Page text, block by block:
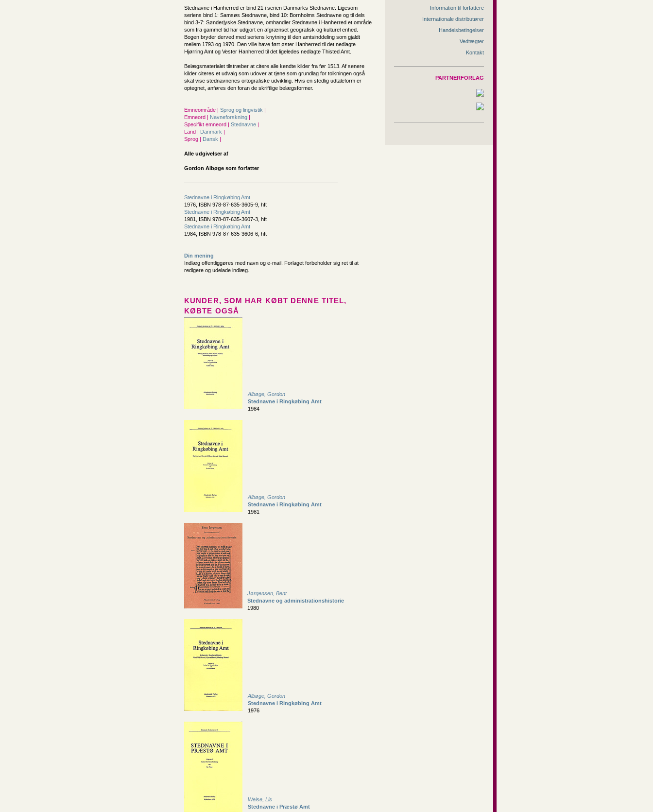
Stednavne i Hanherred er bind 21 i serien Danmarks Stednavne. Ligesom
seriens bind 1: Samsøs Stednavne, bind 10: Bornholms Stednavne og til dels
bind 3-7: Sønderjyske Stednavne, omhandler Stednavne i Hanherred et om­råde
som fra gammel tid har udgjort en afgrænset geografisk og kulturel enhed.
Bogen bryder derved med seriens knytning til den amtsinddeling som gjaldt
mellem 1793 og 1970. Den ville have ført øster Hanherred til det nedlagte
Hjørring Amt og Vester Hanherred til det ligeledes nedlagte Thisted Amt.
Belægsmaterialet tilstræber at citere alle kendte kilder fra før 1513. Af senere
kilder citeres et udvalg som udover at tjene som grundlag for tolkningen også
skal vise stednavnenes ortografiske udvikling. Hvis en stedlig udtaleform er
optegnet, anføres den foran de skriftlige belægsformer.
Emneområde | Sprog og lingvistik |
Emneord | Navneforskning |
Specifikt emneord | Stednavne |
Land | Danmark |
Sprog | Dansk |
Alle udgivelser af
Gordon Albøge som forfatter
Stednavne i Ringkøbing Amt
1976, ISBN 978-87-635-3605-9, hft
Stednavne i Ringkøbing Amt
1981, ISBN 978-87-635-3607-3, hft
Stednavne i Ringkøbing Amt
1984, ISBN 978-87-635-3606-6, hft
Din mening
Indlæg offentliggøres med navn og e-mail. Forlaget forbeholder sig ret til at
redigere og udelade indlæg.
KUNDER, SOM HAR KØBT DENNE TITEL,
KØBTE OGSÅ
Albøge, Gordon
Stednavne i Ringkøbing Amt
1984
Albøge, Gordon
Stednavne i Ringkøbing Amt
1981
Jørgensen, Bent
Stednavne og administrationshistorie
1980
Albøge, Gordon
Stednavne i Ringkøbing Amt
1976
Weise, Lis
Stednavne i Præstø Amt
Information til forfattere
Internationale distributører
Handelsbetingelser
Vedtægter
Kontakt
PARTNERFORLAG